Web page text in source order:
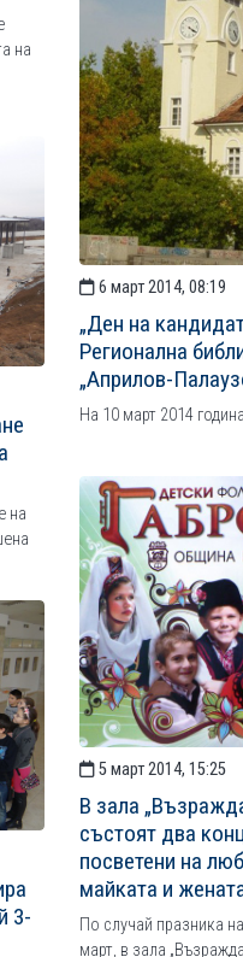
на
6 март 2014, 08:19
„Ден на
Регионална
„Априлов-
На 10 март 2014
на
5 март 2014, 15:25
В зала
състоят два
посветени на
майката и
По случай празника
март, в зала
3-